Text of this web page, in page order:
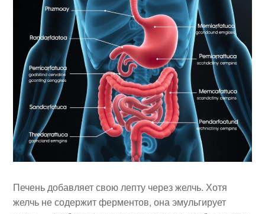
Печень добавляет свою лепту через желчь. Хотя
желчь не содержит ферментов, она эмульгирует